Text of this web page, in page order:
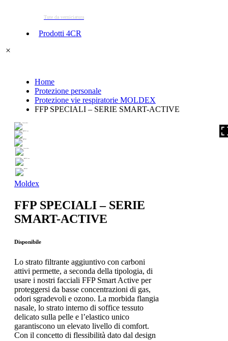
Tute da verniciatura
Prodotti 4CR
Home
Protezione personale
Protezione vie respiratorie MOLDEX
FFP SPECIALI – SERIE SMART-ACTIVE
Moldex
FFP SPECIALI – SERIE
SMART-ACTIVE
Disponibile
Lo strato filtrante aggiuntivo con carboni
attivi permette, a seconda della tipologia, di
usare i nostri facciali FFP Smart Active per
proteggersi da basse concentrazioni di gas,
odori sgradevoli e ozono. La morbida flangia
nasale, lo strato interno di soffice tessuto
delicato sulla pelle e l’elastico unico
garantiscono un elevato livello di comfort.
Con il concetto di flessibilità dato dal design